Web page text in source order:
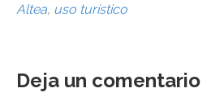
Altea, uso turístico
Deja un comentario